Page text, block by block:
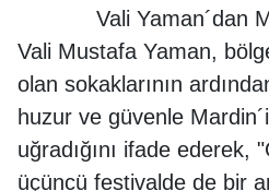
Vali Yaman´dan
Vali Mustafa Yaman,
olan sokaklarının
huzur ve güvenle
uğradığını ifade ederek,
üçüncü festivalde de bir